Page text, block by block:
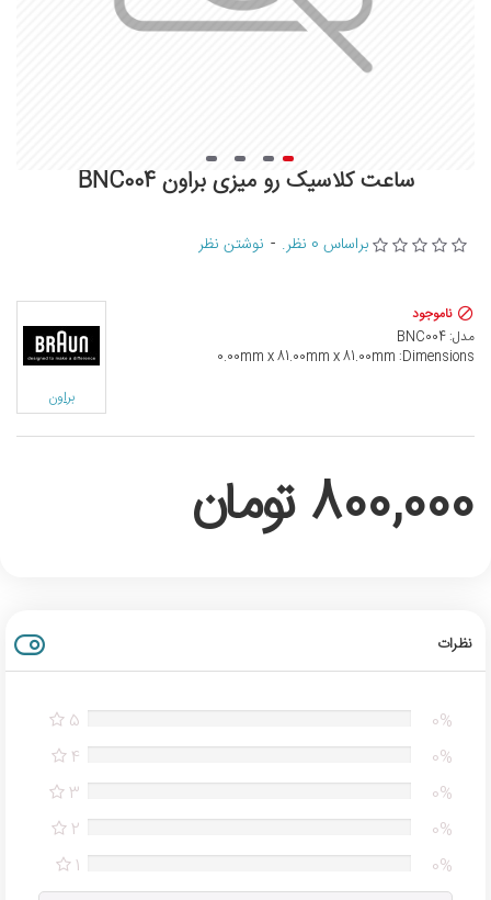
ساعت کلاسیک رو میزی براون BNC004
ناموجود
مدل:BNC004
Dimensions:
0.00mm x 81.00mm x 81.00mm
براون
براساس 0 نظر. - نوشتن نظر
800,000 تومان
نظرات
5
0%
4
0%
3
0%
2
0%
1
0%